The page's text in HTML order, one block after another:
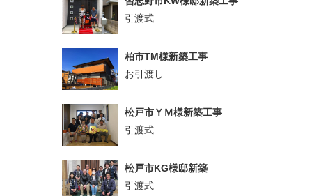
引渡式
柏市TM様新築工事
お引渡し
松戸市ＹＭ様新築工事
引渡式
松戸市KG様邸新築
引渡式